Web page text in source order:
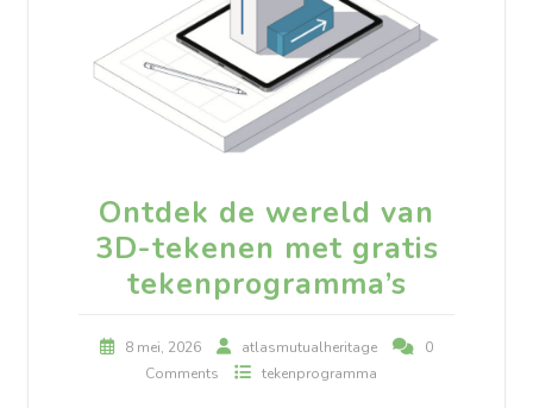
Ontdek de wereld van
3D-tekenen met gratis
tekenprogramma’s
8 mei, 2026 atlasmutualheritage
0
Comments
tekenprogramma